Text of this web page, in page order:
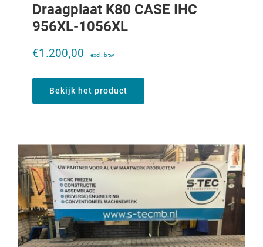
Draagplaat K80 CASE IHC
956XL-1056XL
€1.200,00
Bekijk het product
Draagplaat K80 2x K50 CASE IHC 956XL-
€1.700,00